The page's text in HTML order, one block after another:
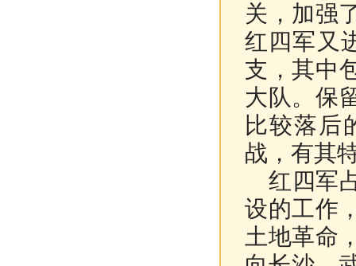
关，加强
红四军又
支，其中
大队。保
比较落后
战，有其
红四军
设的工作
土地革命